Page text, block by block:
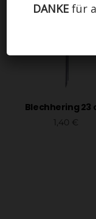
Blechhering 23
1,40 €
DANKE für